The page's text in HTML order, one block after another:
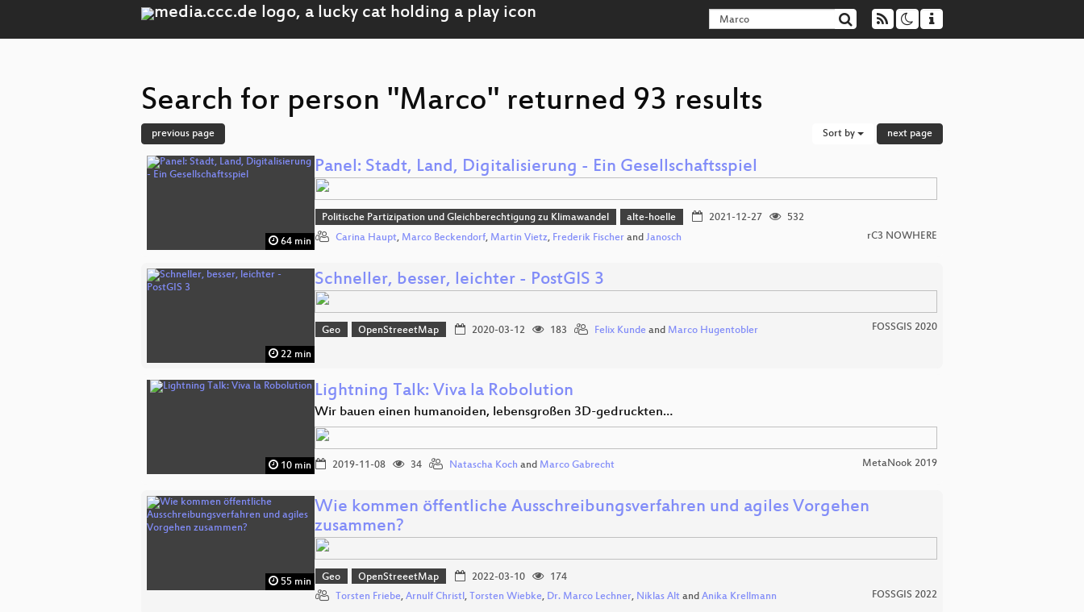
Search for person "Marco" returned 93 results
previous page Sort by next page
64 min
Panel: Stadt, Land, Digitalisierung - Ein Gesellschaftsspiel
Politische Partizipation und Gleichberechtigung zu Klimawandel alte-hoelle 2021-12-27
532
Carina Haupt, Marco Beckendorf, Martin Vietz, Frederik Fischer and Janosch rC3 NOWHERE
22 min
Schneller, besser, leichter - PostGIS 3
Geo OpenStreeetMap 2020-03-12 183 Felix Kundeand Marco Hugentobler FOSSGIS 2020
10 min
Lightning Talk: Viva la Robolution
Wir bauen einen humanoiden, lebensgroßen 3D-gedruckten…
2019-11-08 34 Natascha Koch and Marco Gabrecht MetaNook 2019
55 min
Wie kommen öffentliche Ausschreibungsverfahren und agiles Vorgehen
zusammen?
Geo OpenStreeetMap 2022-03-10
174
Torsten Friebe, Arnulf Christl, Torsten Wiebke, Dr. Marco Lechner, Niklas Alt and Anika Krellmann FOSSGIS 2022